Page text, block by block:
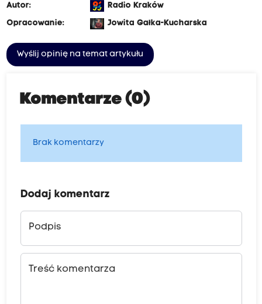
Autor:
Radio Kraków
Opracowanie:
Jowita Gałka-Kucharska
Wyślij opinię na temat artykułu
Komentarze (0)
Brak komentarzy
Dodaj komentarz
Podpis
Treść komentarza